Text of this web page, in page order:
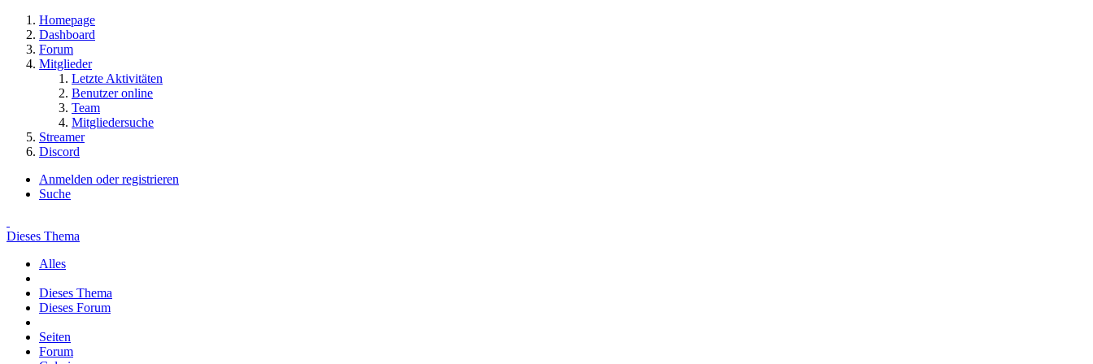
Homepage
Dashboard
Forum
Mitglieder
Letzte Aktivitäten
Benutzer online
Team
Mitgliedersuche
Streamer
Discord
Anmelden oder registrieren
Suche
Dieses Thema
Alles
Dieses Thema
Dieses Forum
Seiten
Forum